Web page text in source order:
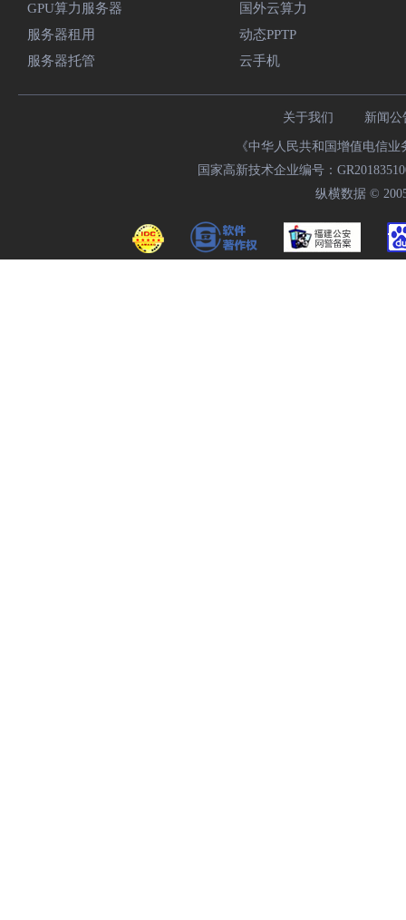
GPU算力服务器
服务器租用
服务器托管
国外云算力
动态PPTP
云手机
关于我们 新闻公
《中华人民共和国增值电信
国家高新技术企业编号：
纵横数据 ©